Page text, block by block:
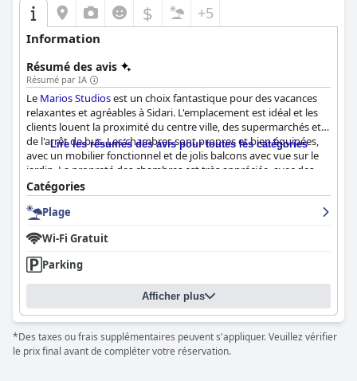
$ +5
Information
Résumé des avis
Résumé par IA
Le Marios Studiosest un choix fantastique pour des vacances
relaxantes et agréables à Sidari. L'emplacement est idéal et les
clients louent la proximité du centre ville, des supermarchés et
de l'arrêt de bus. Les chambres sont propres et bien équipées,
avec un mobilier fonctionnel et de jolis balcons avec vue sur le
jardin. La propreté des chambres est très appréciée, avec des
nettoyages réguliers et des serviettes et draps frais. Le
personnel, en particulier l'hôte Marios et la propriétaire Nina, est
exceptionnel, offrant une hospitalité chaleureuse et se
fantastique. L'hôtel n'est qu'à quelques pas des plages de sable
de Sidari, ce qui en fait l'endroit idéal pour les amateurs de
plage. Dans l'ensemble, l'hôtel
recommandé pour son excellent emplacement, ses chambres
propres et bien équipées, son personnel exceptionnel et sa
proximité avec la plage.
Lire les résumés des avis pour toutes les catégories
Catégories
Plage
Wi-Fi Gratuit
Parking
Afficher plus
*Des taxes ou frais supplémentaires peuvent s'appliquer. Veuillez vérifier
le prix final avant de compléter votre réservation.